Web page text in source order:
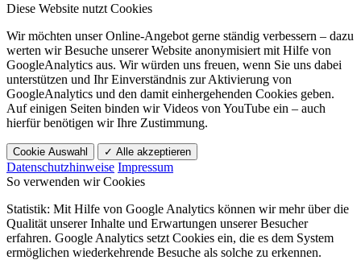
Diese Website nutzt Cookies
Wir möchten unser Online-Angebot gerne ständig verbessern – dazu
werten wir Besuche unserer Website anonymisiert mit Hilfe von
GoogleAnalytics aus. Wir würden uns freuen, wenn Sie uns dabei
unterstützen und Ihr Einverständnis zur Aktivierung von
GoogleAnalytics und den damit einhergehenden Cookies geben.
Auf einigen Seiten binden wir Videos von YouTube ein – auch
hierfür benötigen wir Ihre Zustimmung.
Cookie Auswahl ✓ Alle akzeptieren
Datenschutzhinweise Impressum
So verwenden wir Cookies
Statistik: Mit Hilfe von Google Analytics können wir mehr über die
Qualität unserer Inhalte und Erwartungen unserer Besucher
erfahren. Google Analytics setzt Cookies ein, die es dem System
ermöglichen wiederkehrende Besuche als solche zu erkennen.